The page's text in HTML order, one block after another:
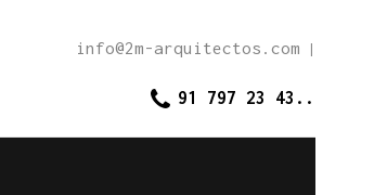
info@2m-arquitectos.com
91 797 23 43..